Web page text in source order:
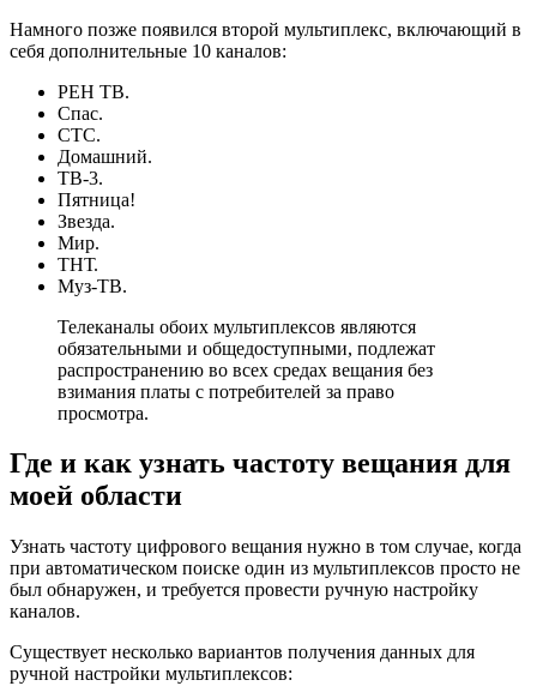
Намного позже появился второй мультиплекс, включающий в
себя дополнительные 10 каналов:
РЕН ТВ.
Спас.
СТС.
Домашний.
ТВ-3.
Пятница!
Звезда.
Мир.
ТНТ.
Муз-ТВ.
Телеканалы обоих мультиплексов являются
обязательными и общедоступными, подлежат
распространению во всех средах вещания без
взимания платы с потребителей за право
просмотра.
Где и как узнать частоту вещания для
моей области
Узнать частоту цифрового вещания нужно в том случае, когда
при автоматическом поиске один из мультиплексов просто не
был обнаружен, и требуется провести ручную настройку
каналов.
Существует несколько вариантов получения данных для
ручной настройки мультиплексов: